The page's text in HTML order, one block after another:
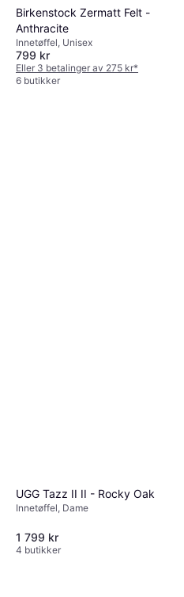
Birkenstock Zermatt Felt -
Anthracite
Innetøffel, Unisex
799 kr
Eller 3 betalinger av 275 kr*
6 butikker
UGG Tazz II II - Rocky Oak
Innetøffel, Dame
1 799 kr
4 butikker